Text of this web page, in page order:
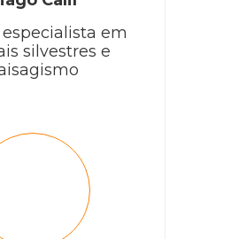
em
silvestres e